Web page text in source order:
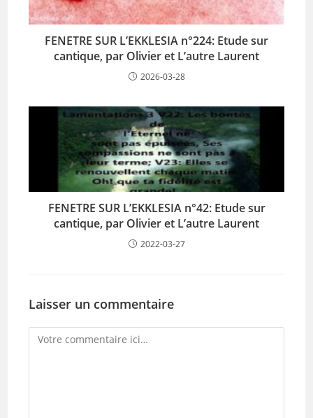
FENETRE SUR L’EKKLESIA n°224: Etude sur
cantique, par Olivier et L’autre Laurent
2026-03-28
FENETRE SUR L’EKKLESIA n°42: Etude sur
cantique, par Olivier et L’autre Laurent
2022-03-27
Laisser un commentaire
Comment